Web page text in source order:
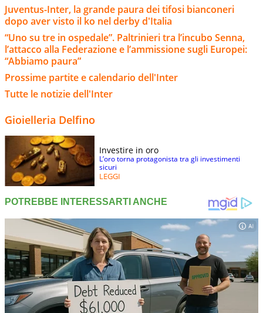
Juventus-Inter, la grande paura dei tifosi bianconeri
dopo aver visto il ko nel derby d'Italia
“Uno su tre in ospedale”. Paltrinieri tra l’incubo Senna,
l’attacco alla Federazione e l’ammissione sugli Europei:
“Abbiamo paura”
Prossime partite e calendario dell'Inter
Tutte le notizie dell'Inter
Gioielleria Delfino
Investire in oro
L’oro torna protagonista tra gli investimenti
sicuri
LEGGI